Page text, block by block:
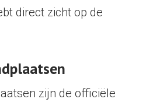
direct zicht op de
zijn de officiële